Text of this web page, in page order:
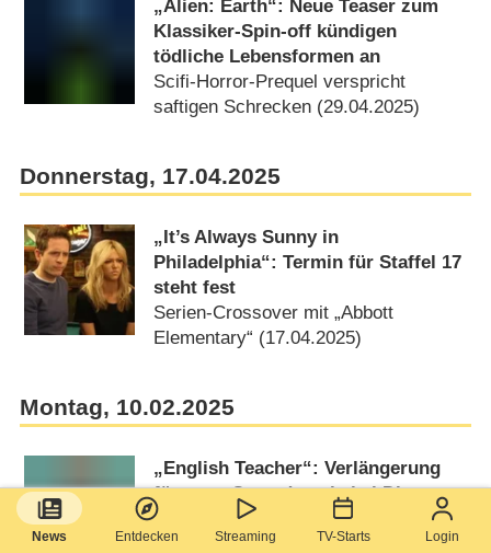
News Entdecken Streaming TV-Starts Login
„Alien: Earth“: Neue Teaser zum
Klassiker-Spin-off kündigen
tödliche Lebensformen an
Scifi-Horror-Prequel verspricht
saftigen Schrecken (29.04.2025)
Donnerstag, 17.04.2025
„It’s Always Sunny in
Philadelphia“: Termin für Staffel 17
steht fest
Serien-Crossover mit „Abbott
Elementary“ (17.04.2025)
Montag, 10.02.2025
„English Teacher“: Verlängerung
für neue Comedyserie bei Disney+
Brian Jordan Alvarez („Will & Grace“)
trotzt dem Lehrer-Alltag in Texas